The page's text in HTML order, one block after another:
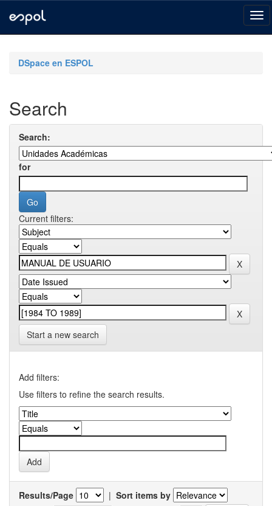
navigationDSpace en ESPOL
Search
Search:
for
Current filters:
Start a new search
Add filters:
Use filters to refine the search results.
Results/Page | Sort items by